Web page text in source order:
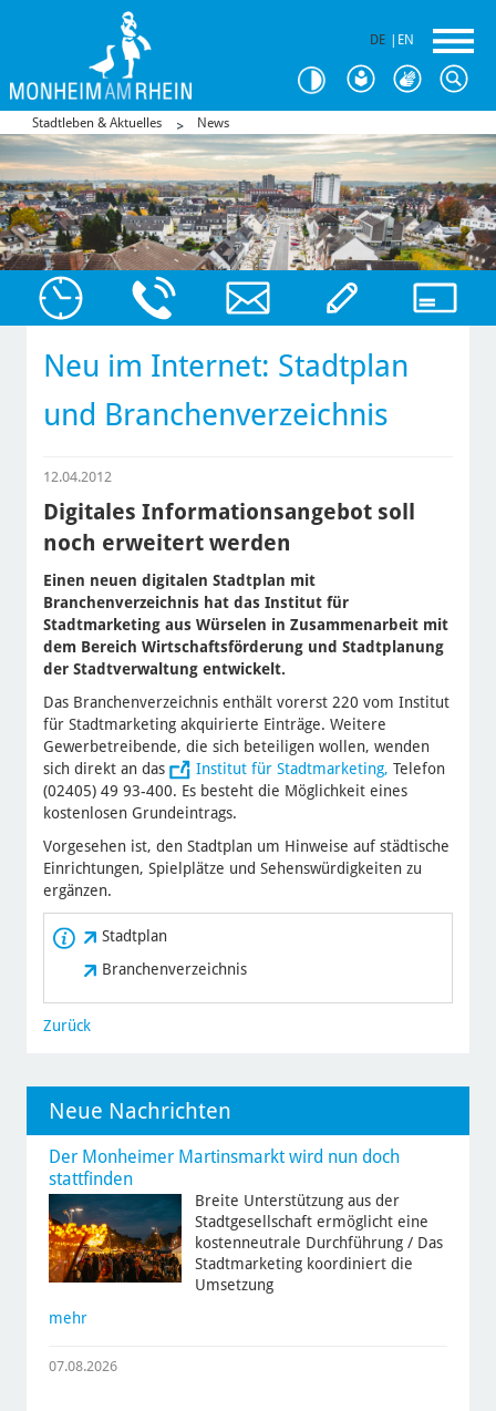
DE EN
Stadtleben & Aktuelles News
Neu im Internet: Stadtplan
und Branchenverzeichnis
12.04.2012
Digitales Informationsangebot soll
noch erweitert werden
Einen neuen digitalen Stadtplan mit
Branchenverzeichnis hat das Institut für
Stadtmarketing aus Würselen in Zusammenarbeit mit
dem Bereich Wirtschaftsförderung und Stadtplanung
der Stadtverwaltung entwickelt.
Das Branchenverzeichnis enthält vorerst 220 vom Institut
für Stadtmarketing akquirierte Einträge. Weitere
Gewerbetreibende, die sich beteiligen wollen, wenden
sich direkt an das
Institut für Stadtmarketing, Telefon
(02405) 49 93-400. Es besteht die Möglichkeit eines
kostenlosen Grundeintrags.
Vorgesehen ist, den Stadtplan um Hinweise auf städtische
Einrichtungen, Spielplätze und Sehenswürdigkeiten zu
ergänzen.
Stadtplan
Branchenverzeichnis
Zurück
Neue Nachrichten
Der Monheimer Martinsmarkt wird nun doch
stattfinden
Breite Unterstützung aus der
Stadtgesellschaft ermöglicht eine
kostenneutrale Durchführung / Das
Stadtmarketing koordiniert die
Umsetzung
mehr
07.08.2026